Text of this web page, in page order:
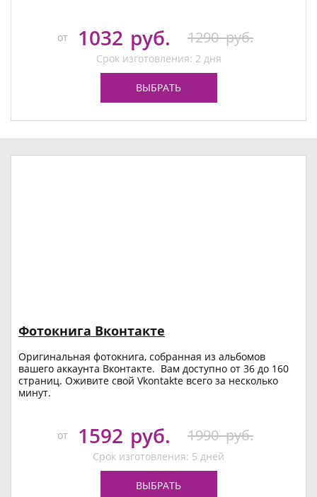
от 1032 руб. 1290 руб.
Срок изготовления: 2 дня
ВЫБРАТЬ
Фотокнига Вконтакте
Оригинальная фотокнига, собранная из альбомов
вашего аккаунта Вконтакте. Вам доступно от 36 до 160
страниц. Оживите свой Vkontakte всего за несколько
минут.
от 1592 руб. 1990 руб.
Срок изготовления: 5 дней
ВЫБРАТЬ